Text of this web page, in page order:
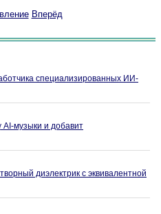
Вперёд
специализированных ИИ-
AI-музыки и добавит
диэлектрик с эквивалентной